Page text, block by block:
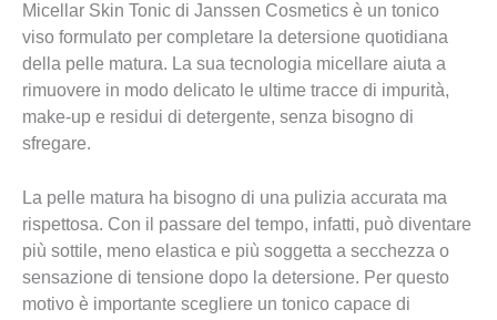
Micellar Skin Tonic di Janssen Cosmetics è un tonico
viso formulato per completare la detersione quotidiana
della pelle matura. La sua tecnologia micellare aiuta a
rimuovere in modo delicato le ultime tracce di impurità,
make-up e residui di detergente, senza bisogno di
sfregare.
La pelle matura ha bisogno di una pulizia accurata ma
rispettosa. Con il passare del tempo, infatti, può diventare
più sottile, meno elastica e più soggetta a secchezza o
sensazione di tensione dopo la detersione. Per questo
motivo è importante scegliere un tonico capace di